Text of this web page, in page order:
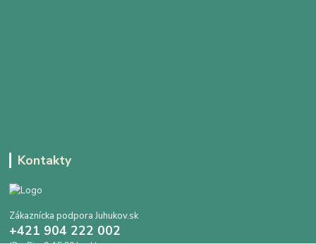
Kontakty
Zákaznícka podpora Juhukov.sk
+421 904 222 002